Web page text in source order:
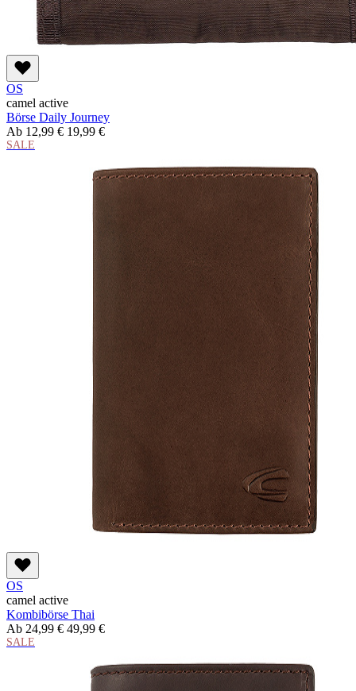
OS
camel active
Börse Daily Journey
Ab 12,99 € 19,99 €
SALE
OS
camel active
Kombibörse Thai
Ab 24,99 € 49,99 €
SALE